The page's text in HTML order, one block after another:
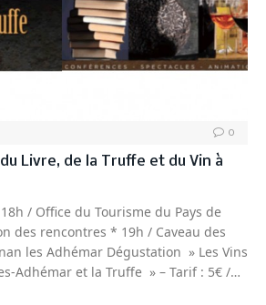
0
Livre, de la Truffe et du Vin à
/ Office du Tourisme du Pays de
des rencontres * 19h / Caveau des
les Adhémar Dégustation » Les Vins
Adhémar et la Truffe » – Tarif : 5€ /…